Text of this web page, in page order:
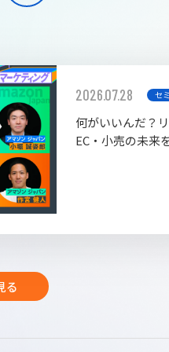
2026.07.28 セ
何がいいんだ？
EC・小売の未来
る